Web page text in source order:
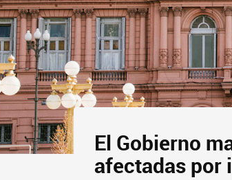
El Gobierno
afectadas por